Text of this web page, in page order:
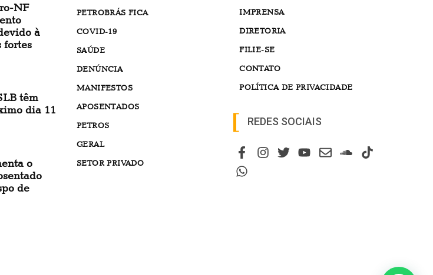
NF
à
fortes
têm
dia 11
o
de
PETROBRÁS FICA
COVID-19
SAÚDE
DENÚNCIA
MANIFESTOS
APOSENTADOS
PETROS
GERAL
SETOR PRIVADO
IMPRENSA
DIRETORIA
FILIE-SE
CONTATO
POLÍTICA DE PRIVACIDADE
REDES SOCIAIS